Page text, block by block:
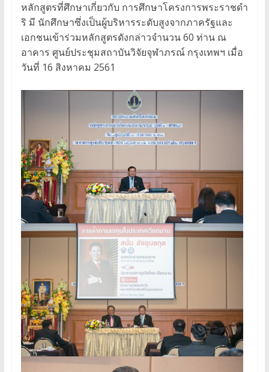
หลักสูตรที่ศึกษาเกี่ยวกับ การศึกษาโครงการพระราชดํา
ริ มี นักศึกษาซึ่งเป็นผู้บริหารระดับสูงจากภาครัฐและ
เอกชนเข้าร่วมหลักสูตรดังกล่าวจํานวน 60 ท่าน ณ
อาคาร ศูนย์ประชุมสถาบันวิจัยจุฬาภรณ์ กรุงเทพฯ เมื่อ
วันที่ 16 สิงหาคม 2561